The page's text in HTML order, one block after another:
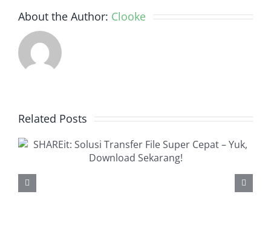
About the Author: Clooke
Related Posts